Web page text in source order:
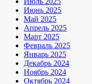
Июнь 2025
Май 2025
Апрель 2025
Март 2025
Февраль 2025
Январь 2025
Декабрь 2024
Ноябрь 2024
Октябрь 2024